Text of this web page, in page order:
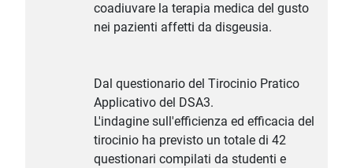
coadiuvare la terapia medica del gusto
nei pazienti affetti da disgeusia.
Dal questionario del Tirocinio Pratico
Applicativo del DSA3.
L'indagine sull'efficienza ed efficacia del
tirocinio ha previsto un totale di 42
questionari compilati da studenti e